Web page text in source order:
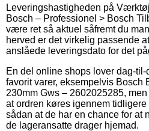
Leveringshastigheden på
Bosch – Professionel > Bosch
være ret så aktuel såfremt du
herved er det virkelig passende
anslåede leveringsdato for det
En del online shops lover dag-
favorit varer, eksempelvis Bosch
230mm Gws – 2602025285,
at ordren køres igennem
sådan at de har en chance for at
de lageransatte drager hjemad.